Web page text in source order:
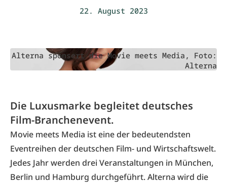
22. August 2023
Alterna sponsert die Movie meets Media, Foto:
Alterna
Die Luxusmarke begleitet deutsches
Film-Branchenevent.
Movie meets Media ist eine der bedeutendsten
Eventreihen der deutschen Film- und Wirtschaftswelt.
Jedes Jahr werden drei Veranstaltungen in München,
Berlin und Hamburg durchgeführt. Alterna wird die